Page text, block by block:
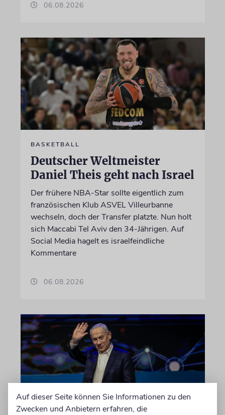
06.08.2026
BASKETBALL
Deutscher Weltmeister
Daniel Theis geht nach Israel
Der frühere NBA-Star sollte eigentlich zum
französischen Klub ASVEL Villeurbanne
wechseln, doch der Transfer platzte. Nun holt
sich Maccabi Tel Aviv den 34-Jährigen. Auf
Social Media hagelt es israelfeindliche
Kommentare
06.08.2026
Auf dieser Seite können Sie Informationen zu den
Zwecken und Anbietern erfahren, die